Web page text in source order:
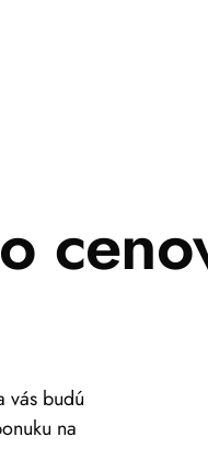
vás budú
na